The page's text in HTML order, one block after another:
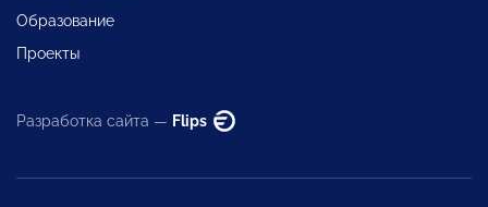
Образование
Проекты
Разработка сайта — Flips